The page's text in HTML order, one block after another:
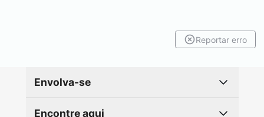
Reportar erro
Envolva-se
Encontre aqui